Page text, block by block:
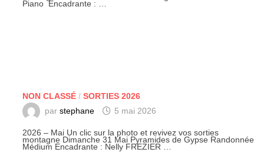
Piano Encadrante : …
NON CLASSÉ /SORTIES 2026
parstephane 5 mai 2026
2026 – Mai Un clic sur la photo et revivez vos sorties
montagne Dimanche 31 Mai Pyramides de Gypse Randonnée
Médium Encadrante : Nelly FREZIER …